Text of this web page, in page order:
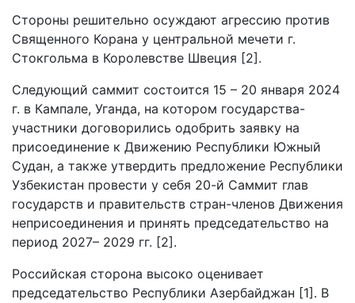
Стороны решительно осуждают агрессию против
Священного Корана у центральной мечети г.
Стокгольма в Королевстве Швеция [2].
Следующий саммит состоится 15 – 20 января 2024
г. в Кампале, Уганда, на котором государства-
участники договорились одобрить заявку на
присоединение к Движению Республики Южный
Судан, а также утвердить предложение Республики
Узбекистан провести у себя 20-й Саммит глав
государств и правительств стран-членов Движения
неприсоединения и принять председательство на
период 2027– 2029 гг. [2].
Российская сторона высоко оценивает
председательство Республики Азербайджан [1]. В